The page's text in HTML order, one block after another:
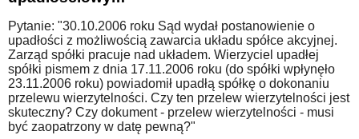
Pytanie: "30.10.2006 roku Sąd wydał postanowienie o
upadłości z możliwością zawarcia układu spółce akcyjnej.
Zarząd spółki pracuje nad układem. Wierzyciel upadłej
spółki pismem z dnia 17.11.2006 roku (do spółki wpłynęło
23.11.2006 roku) powiadomił upadłą spółkę o dokonaniu
przelewu wierzytelności. Czy ten przelew wierzytelności jest
skuteczny? Czy dokument - przelew wierzytelności - musi
być zaopatrzony w datę pewną?"